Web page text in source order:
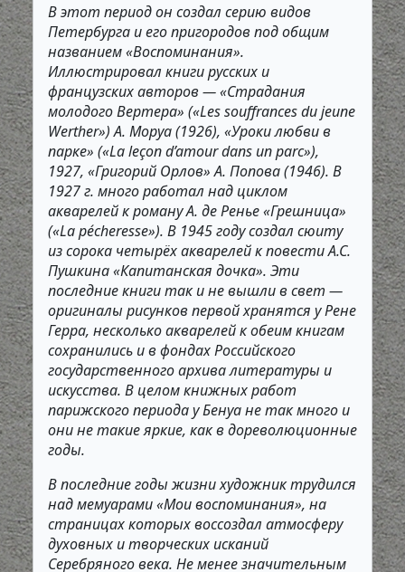
В этот период он создал серию видов
Петербурга и его пригородов под общим
названием «Воспоминания».
Иллюстрировал книги русских и
французских авторов — «Страдания
молодого Вертера» («Les souffrances du jeune
Werther») А. Моруа (1926), «Уроки любви в
парке» («La leçon d’amour dans un parc»),
1927, «Григорий Орлов» А. Попова (1946). В
1927 г. много работал над циклом
акварелей к роману А. де Ренье «Грешница»
(«La pécheresse»). В 1945 году создал сюиту
из сорока четырёх акварелей к повести А.С.
Пушкина «Капитанская дочка». Эти
последние книги так и не вышли в свет —
оригиналы рисунков первой хранятся у Рене
Герра, несколько акварелей к обеим книгам
сохранились и в фондах Российского
государственного архива литературы и
искусства. В целом книжных работ
парижского периода у Бенуа не так много и
они не такие яркие, как в дореволюционные
годы.
В последние годы жизни художник трудился
над мемуарами «Мои воспоминания», на
страницах которых воссоздал атмосферу
духовных и творческих исканий
Серебряного века. Не менее значительным